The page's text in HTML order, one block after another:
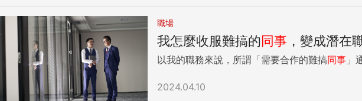
職場
我怎麼收服難搞的同事 ，變成潛在
以我的職務來說，所謂「需要合作的難搞同事 」
2024.04.10